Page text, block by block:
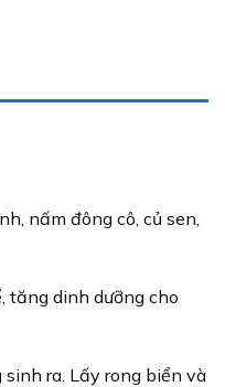
nấm đông cô, củ sen,
tăng dinh dưỡng cho
ra. Lấy rong biển và